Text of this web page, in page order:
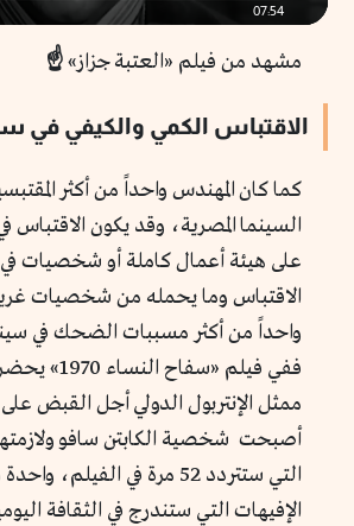
07:54
مشهد من فيلم «العتبة جزاز»☝️
الاقتباس الكمي والكيفي في
كما كان المهندس واحداً من أكثر
السينما المصرية، وقد يكون الاقتباس
على هيئة أعمال كاملة أو شخصيات
الاقتباس وما يحمله من شخصيات
واحداً من أكثر مسببات الضحك في
ففي فيلم
ممثل الإنتربول الدولي أجل القبض
أصبحت شخصية الكابتن سافو ولازمتها
التي ستتردد 52 مرة في الفيلم،
الإفيهات التي ستندرج في الثقافة